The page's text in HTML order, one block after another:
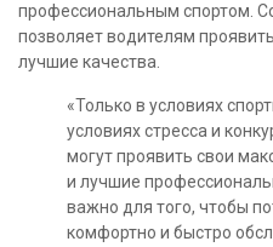
профессиональным спортом.
позволяет водителям
лучшие качества.
«Только в условиях
условиях стресса и
могут проявить свои
и лучшие
важно для того, чтобы
комфортно и быстро